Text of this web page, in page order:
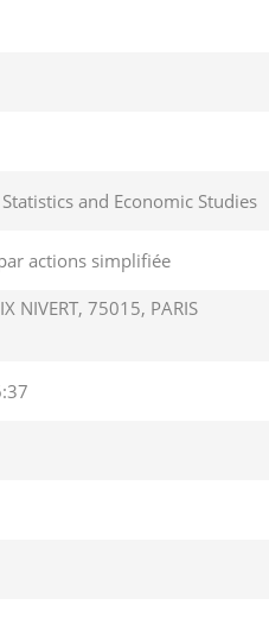
and Economic Studies
actions simplifiée
NIVERT, 75015, PARIS